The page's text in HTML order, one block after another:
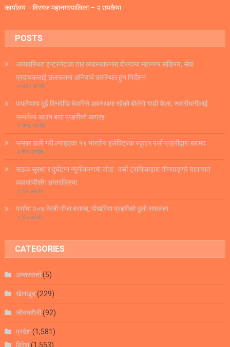
कार्यालय :- विरगज महानगरपालिका – २ छपकैया
POSTS
अव्यवस्थित इन्टरनेटका तार व्यवस्थापनमा वीरगञ्ज महानगर सक्रिय, सेवा
प्रदायकलाई छलफलमा अनिवार्य उपस्थित हुन निर्देशन
७ घण्टा अगाडि
पथलैयामा दुई दिनदेखि बेवारिसे अवस्थामा रहेको बोलेरो गाडी फेला, सवारीधनीलाई
सम्पर्कमा आउन बारा प्रहरीको आग्रह
९ घण्टा अगाडि
भन्सार छली गरी ल्याइएका १४ भारतीय इलेक्ट्रिक स्कुटर पर्सा प्रहरीद्वारा बरामद
२ दिन अगाडि
सडक सुरक्षा र दुर्घटना न्यूनीकरणमा जोड : पर्सा ट्राफिकद्वारा तीनपाङ्ग्रे यातायात
व्यवसायीसँग अन्तरक्रिया
२ दिन अगाडि
पर्सामा २०७ केजी गाँजा बरामद, पोखरिया प्रहरीको ठूलो सफलता
२ दिन अगाडि
CATEGORIES
अन्तरबार्ता(5)
खेलखुद(229)
जीवनशैली(92)
प्रदेश(1,581)
बिदेश(1,553)